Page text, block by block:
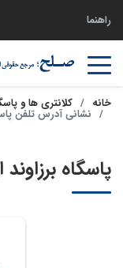
راهنما
خانه کلانتری ها و
نشانی آدرس تلفن
پاسگاه